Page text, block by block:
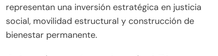
representan una inversión estratégica en justicia
social, movilidad estructural y construcción de
bienestar permanente.